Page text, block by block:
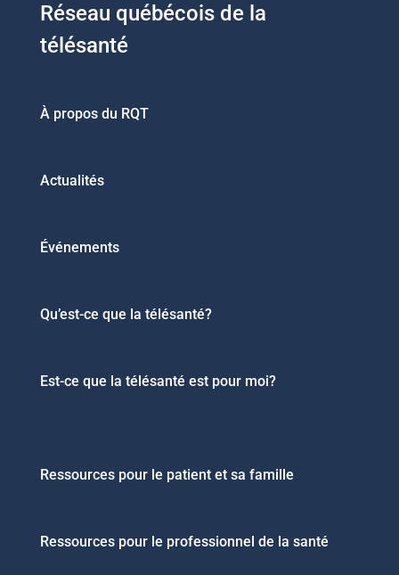
Réseau québécois de la
télésanté
À propos du RQT
Actualités
Événements
Qu’est-ce que la télésanté?
Est-ce que la télésanté est pour moi?
Ressources pour le patient et sa famille
Ressources pour le professionnel de la santé